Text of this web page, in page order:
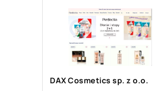
DAX Cosmetics sp. z o.o.